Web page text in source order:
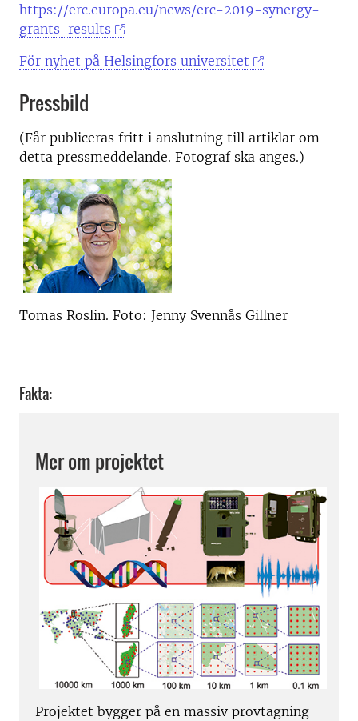
https://erc.europa.eu/news/erc-2019-synergy-
grants-results
För nyhet på Helsingfors universitet
Pressbild
(Får publiceras fritt i anslutning till artiklar om
detta pressmeddelande. Fotograf ska anges.)
Tomas Roslin. Foto: Jenny Svennås Gillner
Fakta:
Mer om projektet
Projektet bygger på en massiv provtagning